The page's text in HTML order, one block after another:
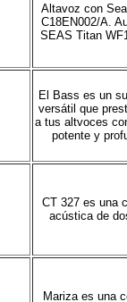
Altavoz con
C18EN002/A.
SEAS Titan
El Bass es un
versátil que
a tus altvoces
potente y
CT 327 es una
acústica de
Mariza es una